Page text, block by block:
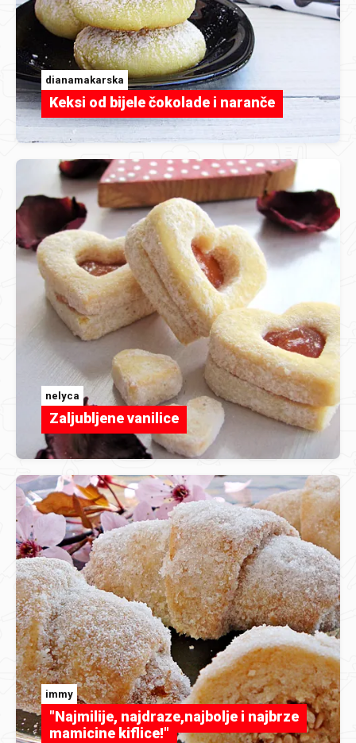
dianamakarska
Keksi od bijele čokolade i naranče
nelyca
Zaljubljene vanilice
immy
"Najmilije, najdraze,najbolje i najbrze
mamicine kiflice!"